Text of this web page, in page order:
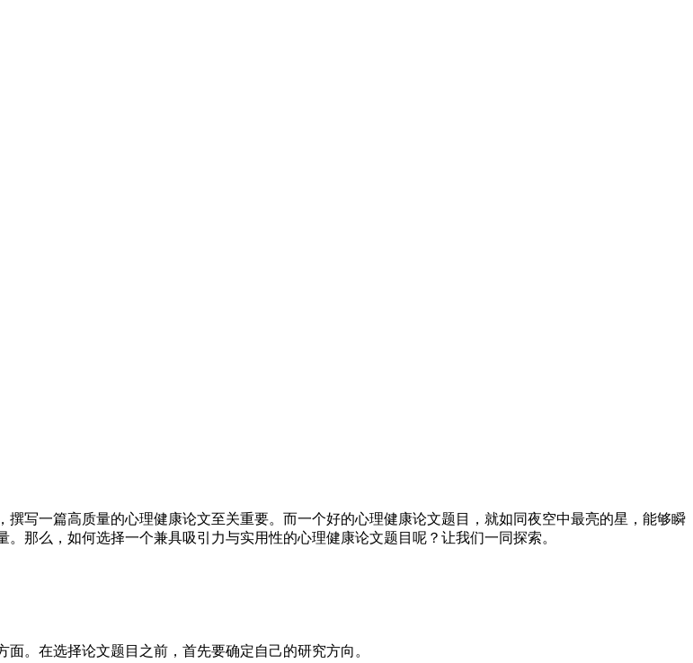
写一篇高质量的心理健康论文至关重要。而一个好的心理健康论文题目，就如同夜空中最亮的星，能够瞬
那么，如何选择一个兼具吸引力与实用性的心理健康论文题目呢？让我们一同探索。
。在选择论文题目之前，首先要确定自己的研究方向。